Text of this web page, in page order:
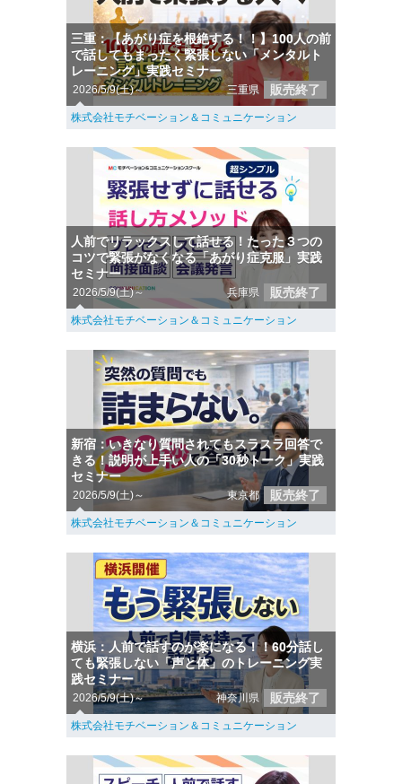
三重：【あがり症を根絶する！！】100人の前
で話してもまったく緊張しない「メンタルト
レーニング」実践セミナー
2026/5/9(土)～ 三重県 販売終了
株式会社モチベーション＆コミュニケーション
人前でリラックスして話せる！たった３つの
コツで緊張がなくなる「あがり症克服」実践
セミナー
2026/5/9(土)～ 兵庫県 販売終了
株式会社モチベーション＆コミュニケーション
新宿：いきなり質問されてもスラスラ回答で
きる！説明が上手い人の「30秒トーク」実践
セミナー
2026/5/9(土)～ 東京都 販売終了
株式会社モチベーション＆コミュニケーション
横浜：人前で話すのが楽になる！！60分話し
ても緊張しない「声と体」のトレーニング実
践セミナー
2026/5/9(土)～ 神奈川県 販売終了
株式会社モチベーション＆コミュニケーション